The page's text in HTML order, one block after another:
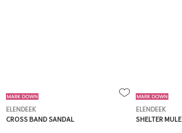
ELENDEEK
CROSS BAND SANDAL
ELENDEEK
SHELTER MULE